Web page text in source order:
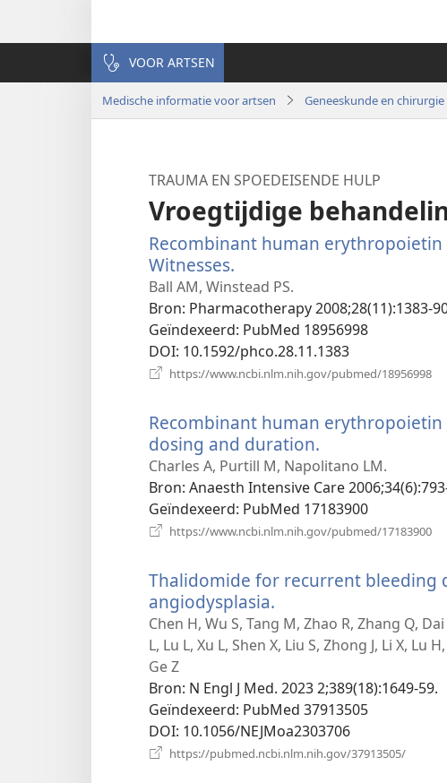
VOOR ARTSEN
Medische informatie voor artsen Geneeskunde en chirurgie
TRAUMA EN SPOEDEISENDE HULP
Vroegtijdige
Recombinant human
Witnesses.
nieuw
venster)
Ball AM, Winstead PS.
Bron‎: Pharmacotherapy 2008;28(11):1383-
Geïndexeerd‎: PubMed 18956998
DOI‎: 10.1592/phco.28.11.1383
https://www.ncbi.nlm.nih.gov/pubmed/18956998
Recombinant human erythropoietin
dosing and duration.
nieuw
venster)
Charles A, Purtill M, Napolitano LM.
Bron‎: Anaesth Intensive Care
Geïndexeerd‎: PubMed 17183900
https://www.ncbi.nlm.nih.gov/pubmed/17183900
Thalidomide for recurrent bleeding
angiodysplasia.
nieuw
venster)
Chen H, Wu S, Tang M, Zhao R, Zhang Q,
L, Lu L, Xu L, Shen X, Liu S, Zhong J, Li X, Lu
Ge Z
Bron‎: N Engl J Med. 2023 2;389(18):1649-59.
Geïndexeerd‎: PubMed 37913505
DOI‎: 10.1056/NEJMoa2303706
https://pubmed.ncbi.nlm.nih.gov/37913505/